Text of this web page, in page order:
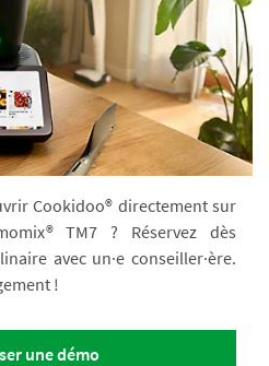
Cookidoo® directement sur
TM7 ? Réservez dès
avec un·e conseiller·ère.
!
une démo